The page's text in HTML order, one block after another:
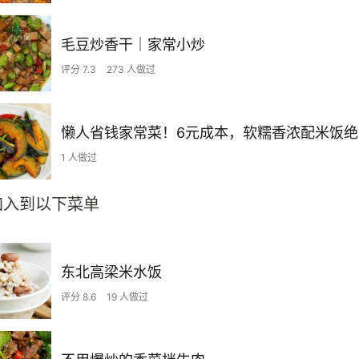
毛豆炒香干｜家常小炒
评分 7.3 273 人做过
懒人省钱家常菜！6元成本，软糯香浓配米饭
1 人做过
到以下菜单
东北高梁米水饭
评分 8.6 19 人做过